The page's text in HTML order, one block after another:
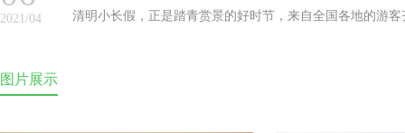
2021/04
清明小长假，正是踏青赏景的好时节，来自全国各地的游
图片展示